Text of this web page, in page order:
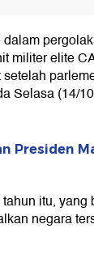
militer elite
Selasa (14/
Presiden
itu,
negara